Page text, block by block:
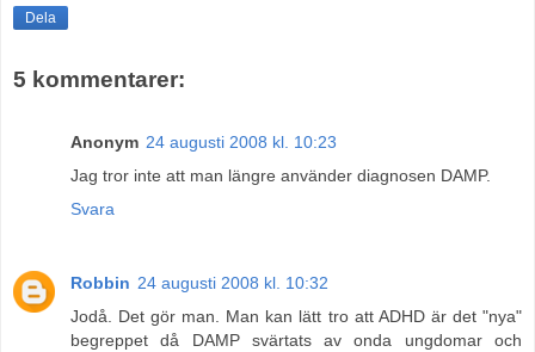
Dela
5 kommentarer:
Anonym 24 augusti 2008 kl. 10:23
Jag tror inte att man längre använder diagnosen DAMP.
Svara
Robbin 24 augusti 2008 kl. 10:32
Jodå. Det gör man. Man kan lätt tro att ADHD är det "nya"
begreppet då DAMP svärtats av onda ungdomar och